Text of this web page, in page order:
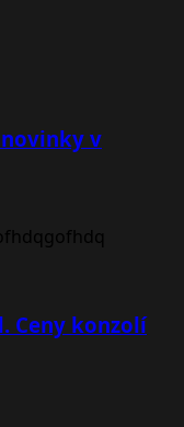
novinky v
Ceny konzolí